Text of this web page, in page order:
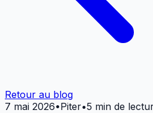
Retour au blog
7 mai 2026•Piter•5 min de